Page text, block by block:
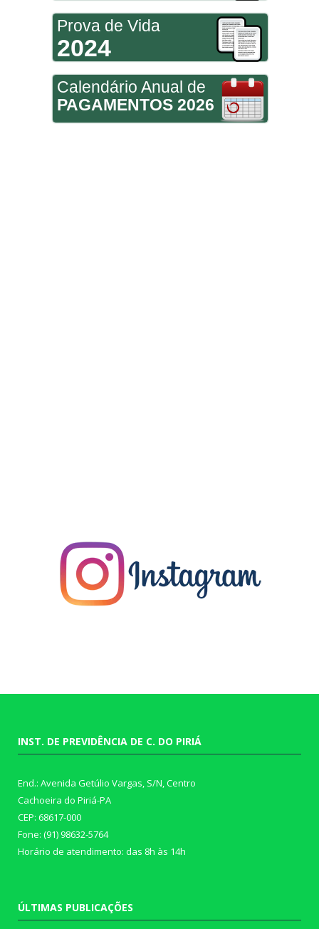
Prova de Vida
2024
Calendário Anual de
PAGAMENTOS 2026
INST. DE PREVIDÊNCIA DE C. DO PIRIÁ
End.: Avenida Getúlio Vargas, S/N, Centro
Cachoeira do Piriá-PA
CEP: 68617-000
Fone: (91) 98632-5764
Horário de atendimento: das 8h às 14h
ÚLTIMAS PUBLICAÇÕES